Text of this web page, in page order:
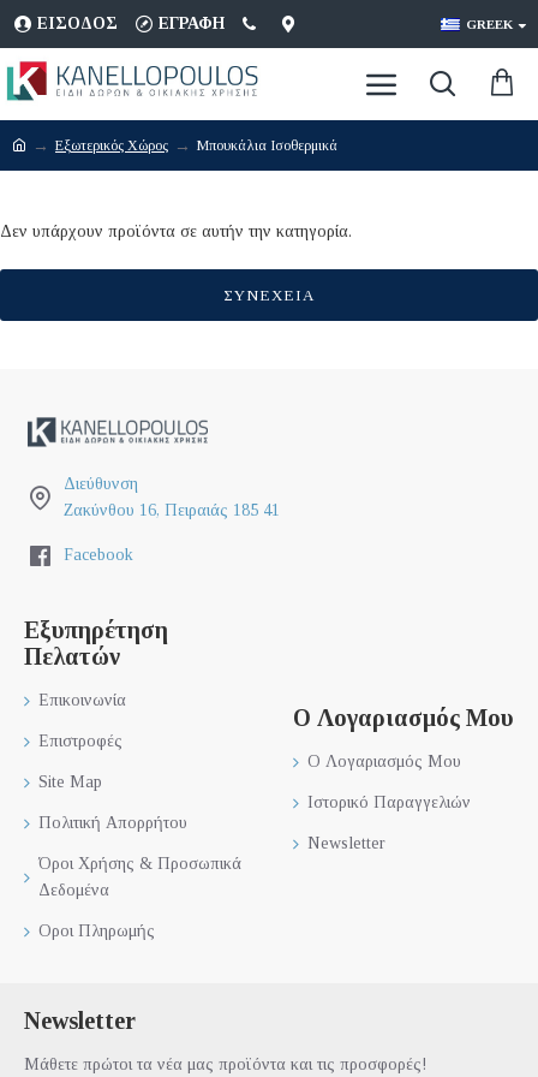
ΕΊΣΟΔΟΣ ΕΓΡΑΦΉ GREEK
Εξωτερικός Χώρος Μπουκάλια Ισοθερμικά
Δεν υπάρχουν προϊόντα σε αυτήν την κατηγορία.
ΣΥΝΈΧΕΙΑ
Διεύθυνση
Ζακύνθου 16, Πειραιάς 185 41
Facebook
Εξυπηρέτηση
Πελατών
Επικοινωνία
Επιστροφές
Site Map
Πολιτική Απορρήτου
Όροι Χρήσης & Προσωπικά
Δεδομένα
Οροι Πληρωμής
Ο Λογαριασμός Μου
Ο Λογαριασμός Μου
Ιστορικό Παραγγελιών
Newsletter
Newsletter
Μάθετε πρώτοι τα νέα μας προϊόντα και τις προσφορές!